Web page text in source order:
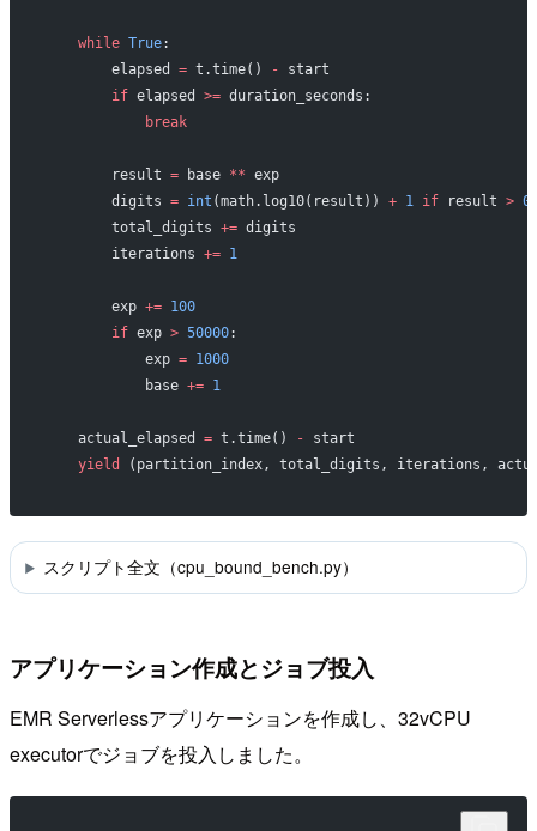
    while
True:
        elapsed
= t.time() - start
        if
elapsed >= duration_seconds:
            break
        result
= base ** exp
        digits
= int (math.log10(result)) + 1 if result > 0
        total_digits
+= digits
        iterations
+= 1
        exp
+= 100
        if
exp > 50000:
            exp
= 1000
            base
+= 1
    actual_elapsed
= t.time() - start
    yield
(partition_index, total_digits, iterations,
スクリプト全文（cpu_bound_bench.py）
アプリケーション作成とジョブ投入
EMR Serverlessアプリケーションを作成し、32vCPU
executorでジョブを投入しました。